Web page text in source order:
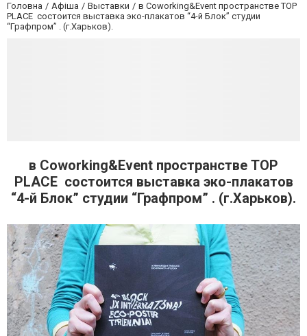
Головна Афіша Выставки
в Coworking&Event пространстве TOP
PLACE состоится выставка эко-плакатов “4-й Блок” студии
“Графпром” . (г.Харьков).
в Coworking&Event пространстве TOP
PLACE состоится выставка эко-плакатов
“4-й Блок” студии “Графпром” . (г.Харьков).